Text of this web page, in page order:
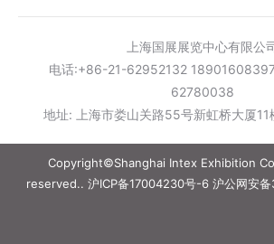
的
文
章：
上海国展展览中心有限公
电话:+86-21-62952132
62780038
地址: 上海市娄山关路55号新虹桥大厦
Copyright©Shanghai Intex Exhibition
reserved.. 沪ICP备17004230号-6沪公网安备